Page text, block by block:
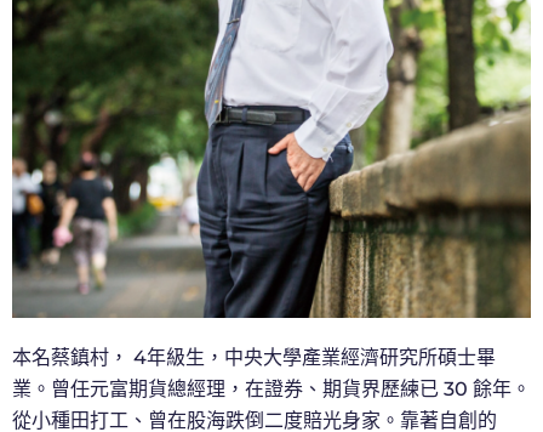
本名蔡鎮村， 4年級生，中央大學產業經濟研究所碩士畢
業。曾任元富期貨總經理，在證券、期貨界歷練已 30 餘年。
從小種田打工、曾在股海跌倒二度賠光身家。靠著自創的